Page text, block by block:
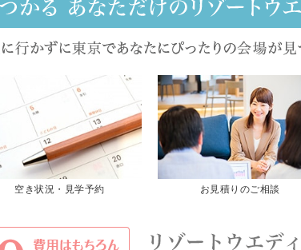
空き状況・見学予約 お見積りのご相談